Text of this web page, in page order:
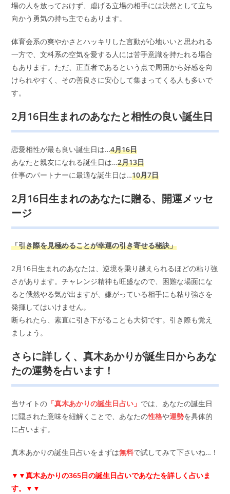
場の人を放っておけず、虐げる立場の相手には決然として立ち
向かう勇気の持ち主でもあります。
体育会系の爽やかさとハッキリした言動が心地いいと思われる
一方で、文科系の空気を愛する人には苦手意識を持たれる場合
もあります。ただ、正直者であるという点で周囲から好感を向
けられやすく、その善良さに安心して集まってくる人も多いで
す。
2月16日生まれのあなたと相性の良い誕生日
恋愛相性が最も良い誕生日は…4月16日
あなたと親友になれる誕生日は…2月13日
仕事のパートナーに最適な誕生日は…10月7日
2月16日生まれのあなたに贈る、開運メッセ
ージ
「引き際を見極めることが幸運の引き寄せる秘訣」
2月16日生まれのあなたは、逆境を乗り越えられるほどの粘り強
さがあります。チャレンジ精神も旺盛なので、困難な場面にな
ると俄然やる気が出ますが、嫌がっている相手にも粘り強さを
発揮してはいけません。
断られたら、素直に引き下がることも大切です。引き際も覚え
ましょう。
さらに詳しく、真木あかりが誕生日からあな
たの運勢を占います！
当サイトの 「真木あかりの誕生日占い」 では、あなたの誕生日
に隠された意味を紐解くことで、あなたの性格や運勢を具体的
に占います。
真木あかりの誕生日占いをまずは無料で試してみて下さいね…！
▼▼真木あかりの365日の誕生日占いであなたを詳しく占いま
す。▼▼